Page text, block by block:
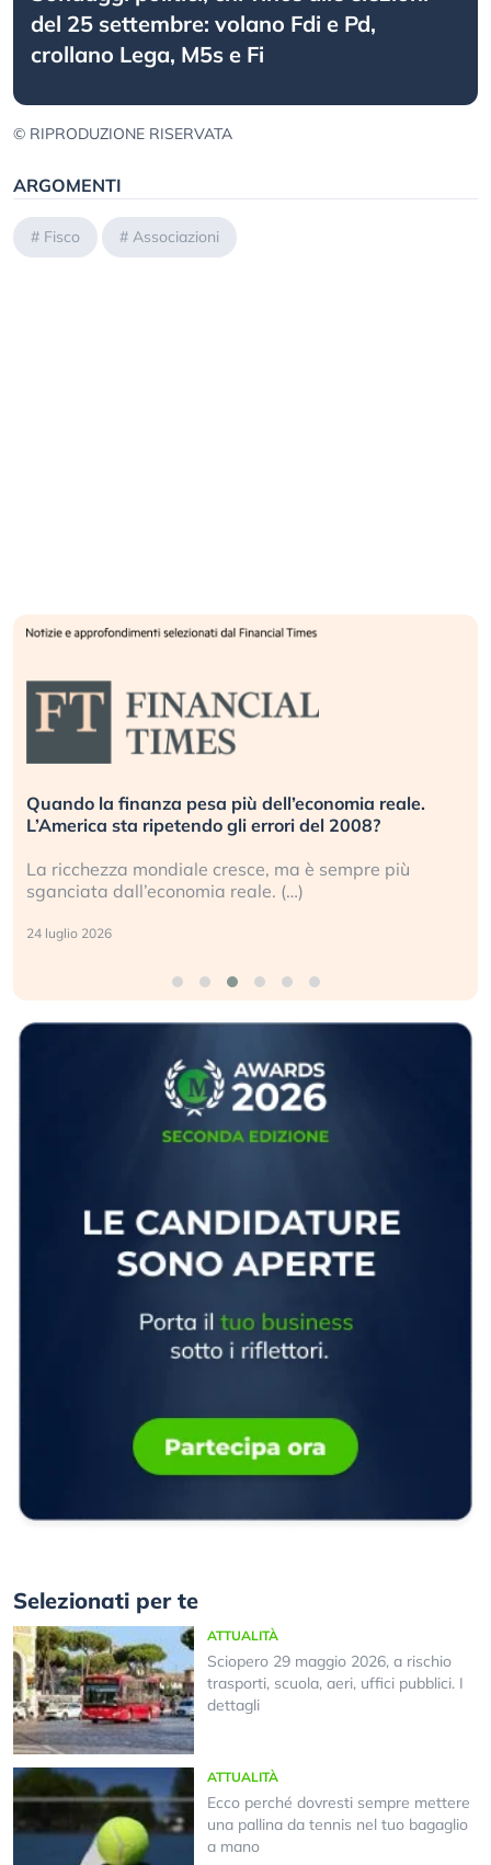
del 25 settembre: volano Fdi e Pd,
crollano Lega, M5s e Fi
© RIPRODUZIONE RISERVATA
ARGOMENTI
# Fisco # Associazioni
Quando la finanza pesa più dell’economia reale.
L’America sta ripetendo gli errori del 2008?
La ricchezza mondiale cresce, ma è sempre più
sganciata dall’economia reale. (…)
24 luglio 2026
Selezionati per te
ATTUALITÀ
Sciopero 29 maggio 2026, a rischio
trasporti, scuola, aeri, uffici pubblici. I
dettagli
ATTUALITÀ
Ecco perché dovresti sempre mettere
una pallina da tennis nel tuo bagaglio
a mano